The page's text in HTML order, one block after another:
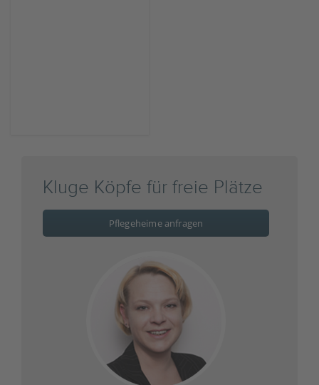
Kluge Köpfe für freie Plätze
Pflegeheime anfragen